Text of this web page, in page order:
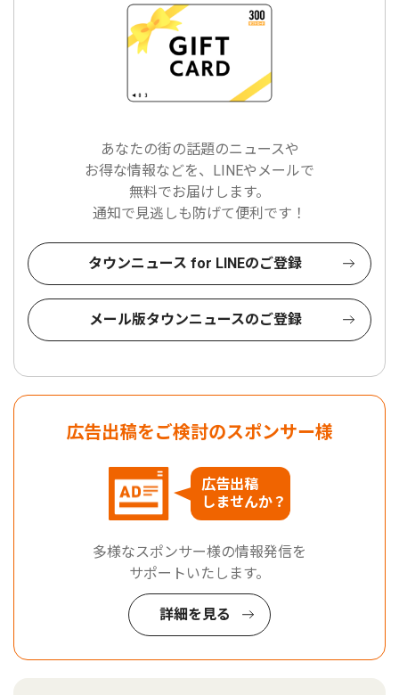
あなたの街の話題のニュースや
お得な情報などを、LINEやメールで
無料でお届けします。
通知で見逃しも防げて便利です！
タウンニュース for LINEのご登録
メール版タウンニュースのご登録
広告出稿をご検討のスポンサー様
広告出稿
しませんか？
多様なスポンサー様の情報発信を
サポートいたします。
詳細を見る